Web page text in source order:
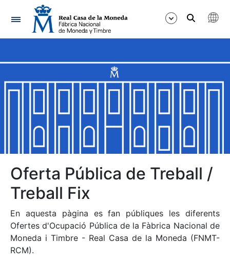
Navegació
Mostra/Amaga
Mostra/Amaga
Mostra/Amaga
Mostra/Amaga
Oferta Pública de Treball /
Treball Fix
En aquesta pàgina es fan públiques les diferents
Ofertes d'Ocupació Pública de la Fàbrica Nacional de
Moneda i Timbre - Real Casa de la Moneda (FNMT-
RCM).